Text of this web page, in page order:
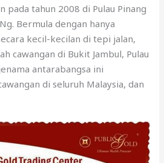
pada tahun 2008 di Pulau Pinang
Bermula dengan hanya
kecil-kecilan di tepi jalan,
cawangan di Bukit Jambul, Pulau
antarabangsa ini
di seluruh Malaysia, dan